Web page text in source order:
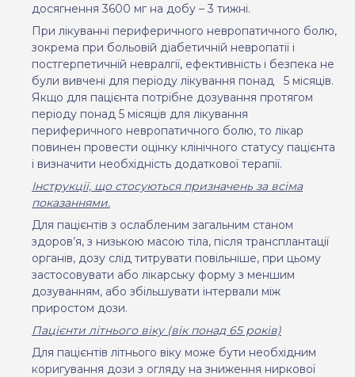
досягнення 3600 мг на добу – 3 тижні.
При лікуванні периферичного невропатичного болю,
зокрема при больовій діабетичній невропатії і
постгерпетичній невралгії, ефективність і безпека не
були вивчені для періоду лікування понад
5 місяців.
Якщо для пацієнта потрібне дозування протягом
періоду понад 5 місяців для лікування
периферичного невропатичного болю, то лікар
повинен провести оцінку клінічного статусу пацієнта
і визначити необхідність додаткової терапії.
Інструкції, що стосуються призначень за всіма
показаннями.
Для пацієнтів з ослабленим загальним станом
здоров’я, з низькою масою тіла, після трансплантації
органів, дозу слід титрувати повільніше, при цьому
застосовувати або лікарську форму з меншим
дозуванням, або збільшувати інтервали між
приростом дози.
Пацієнти літнього віку (вік понад 65 років)
Для пацієнтів літнього віку може бути необхідним
коригування дози з огляду на зниження ниркової